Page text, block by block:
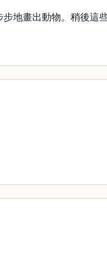
地畫出動物。稍後這